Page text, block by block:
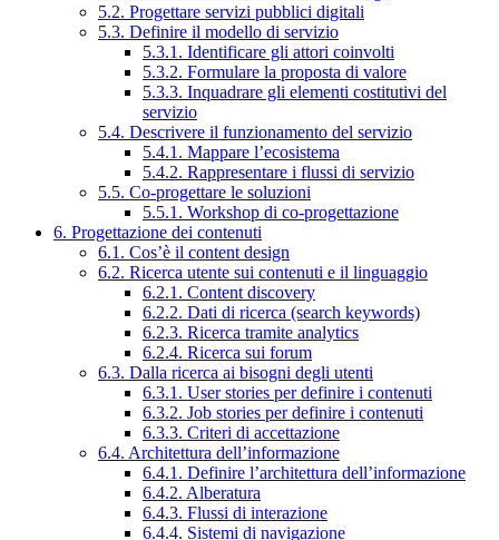
5.2. Progettare servizi pubblici digitali
5.3. Definire il modello di servizio
5.3.1. Identificare gli attori coinvolti
5.3.2. Formulare la proposta di valore
5.3.3. Inquadrare gli elementi costitutivi del
servizio
5.4. Descrivere il funzionamento del servizio
5.4.1. Mappare l’ecosistema
5.4.2. Rappresentare i flussi di servizio
5.5. Co-progettare le soluzioni
5.5.1. Workshop di co-progettazione
6. Progettazione dei contenuti
6.1. Cos’è il content design
6.2. Ricerca utente sui contenuti e il linguaggio
6.2.1. Content discovery
6.2.2. Dati di ricerca (search keywords)
6.2.3. Ricerca tramite analytics
6.2.4. Ricerca sui forum
6.3. Dalla ricerca ai bisogni degli utenti
6.3.1. User stories per definire i contenuti
6.3.2. Job stories per definire i contenuti
6.3.3. Criteri di accettazione
6.4. Architettura dell’informazione
6.4.1. Definire l’architettura dell’informazione
6.4.2. Alberatura
6.4.3. Flussi di interazione
6.4.4. Sistemi di navigazione